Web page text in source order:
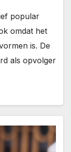
popular
omdat het
is. De
als opvolger